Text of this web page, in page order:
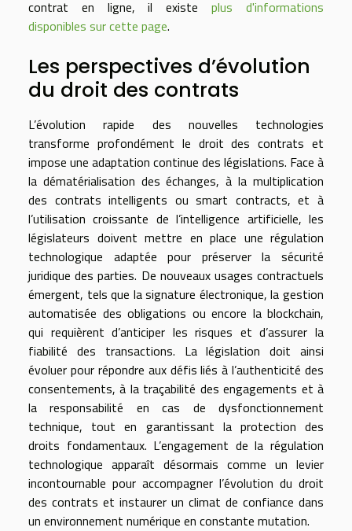
contrat en ligne, il existeplus d'informations
disponibles sur cette page.
Les perspectives d’évolution
du droit des contrats
L’évolution rapide des nouvelles technologies
transforme profondément le droit des contrats et
impose une adaptation continue des législations. Face à
la dématérialisation des échanges, à la multiplication
des contrats intelligents ou smart contracts, et à
l’utilisation croissante de l’intelligence artificielle, les
législateurs doivent mettre en place une régulation
technologique adaptée pour préserver la sécurité
juridique des parties. De nouveaux usages contractuels
émergent, tels que la signature électronique, la gestion
automatisée des obligations ou encore la blockchain,
qui requièrent d’anticiper les risques et d’assurer la
fiabilité des transactions. La législation doit ainsi
évoluer pour répondre aux défis liés à l’authenticité des
consentements, à la traçabilité des engagements et à
la responsabilité en cas de dysfonctionnement
technique, tout en garantissant la protection des
droits fondamentaux. L’engagement de la régulation
technologique apparaît désormais comme un levier
incontournable pour accompagner l’évolution du droit
des contrats et instaurer un climat de confiance dans
un environnement numérique en constante mutation.